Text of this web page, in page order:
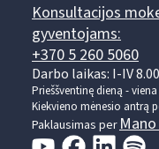
Konsultacijos
gyventojams:
+370 5 260 5060
Darbo laikas: I-IV
Prieššventinę dieną -
Kiekvieno mėnesio antrą
Paklausimas per